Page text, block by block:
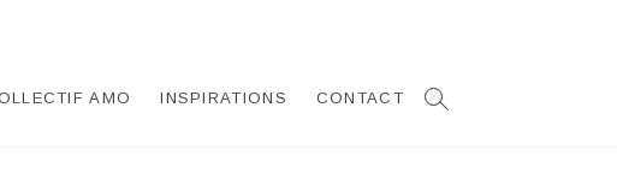
AMO INSPIRATIONS CONTACT